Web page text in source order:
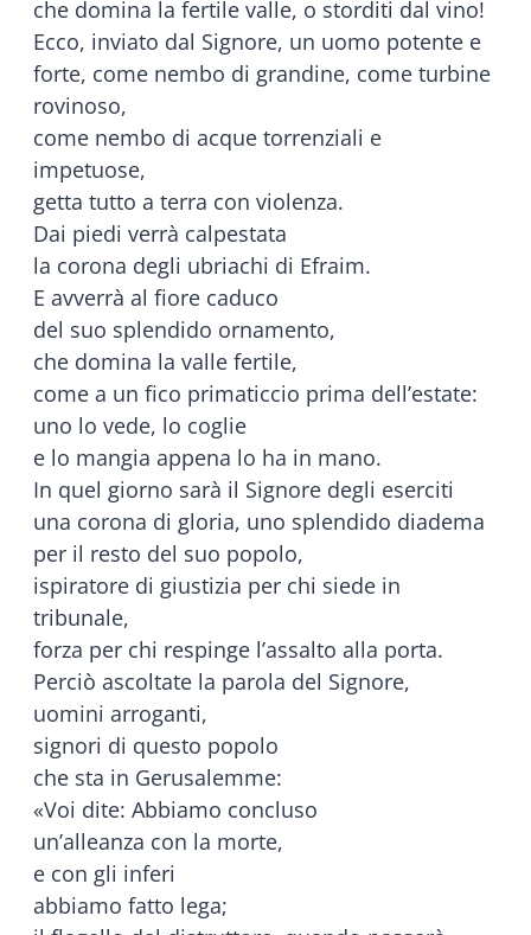
che domina la fertile valle, o storditi dal vino!
Ecco, inviato dal Signore, un uomo potente e
forte, come nembo di grandine, come turbine
rovinoso,
come nembo di acque torrenziali e
impetuose,
getta tutto a terra con violenza.
Dai piedi verrà calpestata
la corona degli ubriachi di Efraim.
E avverrà al fiore caduco
del suo splendido ornamento,
che domina la valle fertile,
come a un fico primaticcio prima dell’estate:
uno lo vede, lo coglie
e lo mangia appena lo ha in mano.
In quel giorno sarà il Signore degli eserciti
una corona di gloria, uno splendido diadema
per il resto del suo popolo,
ispiratore di giustizia per chi siede in
tribunale,
forza per chi respinge l’assalto alla porta.
Perciò ascoltate la parola del Signore,
uomini arroganti,
signori di questo popolo
che sta in Gerusalemme:
«Voi dite: Abbiamo concluso
un’alleanza con la morte,
e con gli inferi
abbiamo fatto lega;